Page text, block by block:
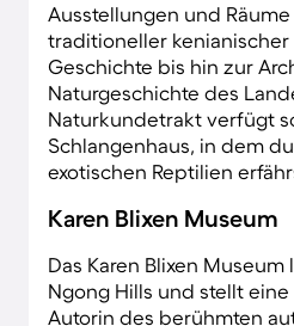
Ausstellungen und
traditioneller kenianischer
Geschichte bis hin zur
Naturgeschichte des
Naturkundetrakt verfügt
Schlangenhaus, in dem
exotischen Reptilien
Karen Blixen Museum
Das Karen Blixen
Ngong Hills und stellt
Autorin des berühmten